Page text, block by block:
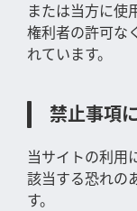
または当方に使
権利者の許可な
れています。
禁止事項
当サイトの利用
該当する恐れの
す。